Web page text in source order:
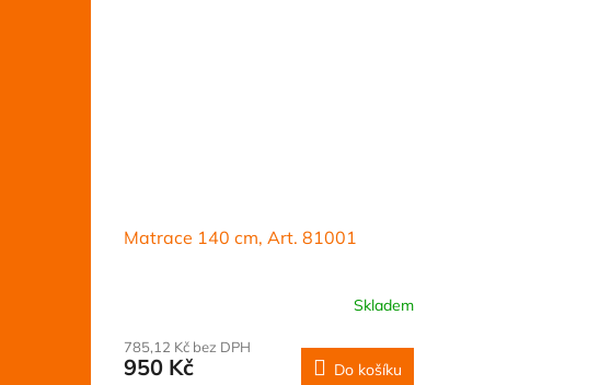
Matrace 140 cm, Art. 81001
Skladem
785,12 Kč bez DPH
950 Kč Do košíku